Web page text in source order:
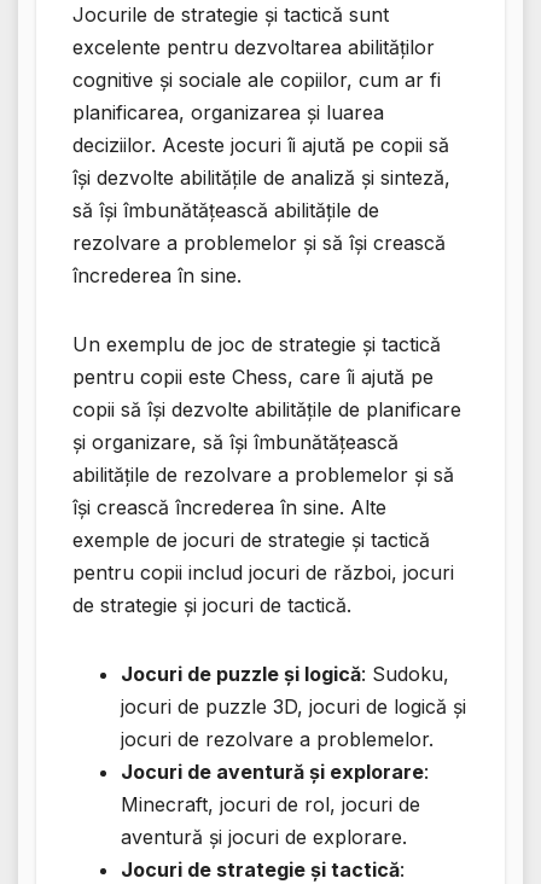
Jocurile de strategie și tactică sunt
excelente pentru dezvoltarea abilităților
cognitive și sociale ale copiilor, cum ar fi
planificarea, organizarea și luarea
deciziilor. Aceste jocuri îi ajută pe copii să
își dezvolte abilitățile de analiză și sinteză,
să își îmbunătățească abilitățile de
rezolvare a problemelor și să își crească
încrederea în sine.
Un exemplu de joc de strategie și tactică
pentru copii este Chess, care îi ajută pe
copii să își dezvolte abilitățile de planificare
și organizare, să își îmbunătățească
abilitățile de rezolvare a problemelor și să
își crească încrederea în sine. Alte
exemple de jocuri de strategie și tactică
pentru copii includ jocuri de război, jocuri
de strategie și jocuri de tactică.
Jocuri de puzzle și logică: Sudoku,
jocuri de puzzle 3D, jocuri de logică și
jocuri de rezolvare a problemelor.
Jocuri de aventură și explorare:
Minecraft, jocuri de rol, jocuri de
aventură și jocuri de explorare.
Jocuri de strategie și tactică: